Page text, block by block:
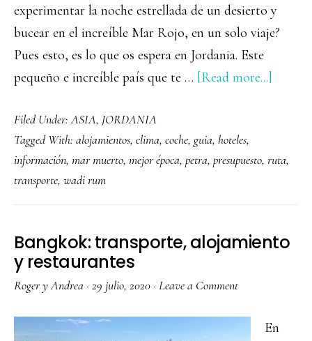
experimentar la noche estrellada de un desierto y
bucear en el increíble Mar Rojo, en un solo viaje?
Pues esto, es lo que os espera en Jordania. Este
pequeño e increíble país que te … [Read more...]
viajar
Filed Under:ASIA, JORDANIA
Tagged With: alojamientos, clima, coche, guia, hoteles,
información, mar muerto, mejor época, petra, presupuesto, ruta,
transporte, wadi rum
Bangkok: transporte, alojamiento
y restaurantes
Roger y Andrea · 29 julio, 2020 · Leave a Comment
En